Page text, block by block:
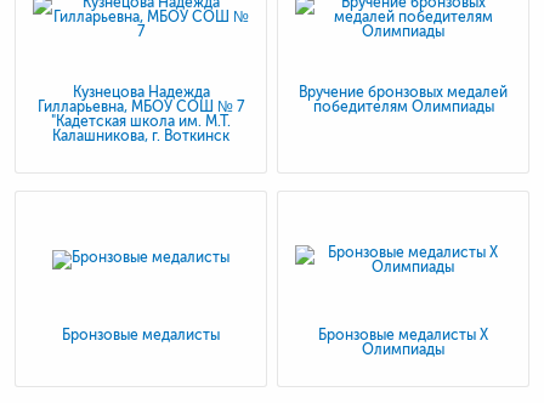
Кузнецова Надежда
Гилларьевна, МБОУ СОШ № 7
"Кадетская школа им. М.Т.
Калашникова, г. Воткинск
Вручение бронзовых медалей
победителям Олимпиады
Бронзовые медалисты
Бронзовые медалисты X
Олимпиады